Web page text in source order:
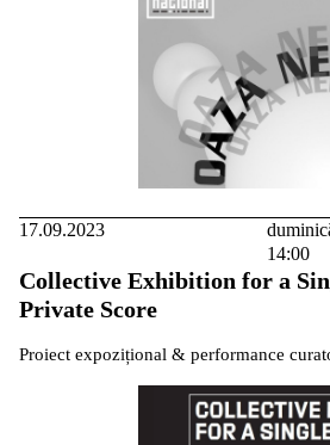
17.09.2023
14:00
Collective Exhibition for a
Private Score
Proiect expozițional & performance